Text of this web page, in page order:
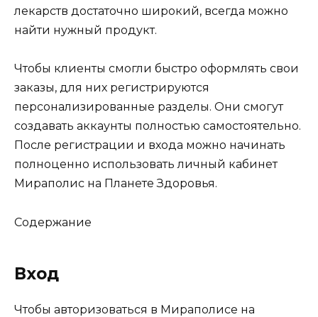
лекарств достаточно широкий, всегда можно
найти нужный продукт.
Чтобы клиенты смогли быстро оформлять свои
заказы, для них регистрируются
персонализированные разделы. Они смогут
создавать аккаунты полностью самостоятельно.
После регистрации и входа можно начинать
полноценно использовать личный кабинет
Мираполис на Планете Здоровья.
Содержание
Вход
Чтобы авторизоваться в Мираполисе на